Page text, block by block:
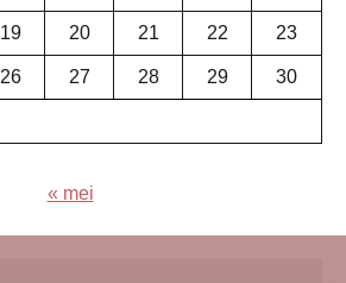
19 20 21 22 23
26 27 28 29 30
« mei